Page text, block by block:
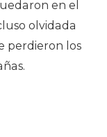
en el
olvidada
perdieron los